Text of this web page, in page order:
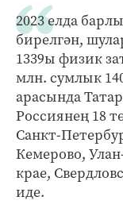
2023 елда
бирелгән,
1339ы физик
млн. сумлык
арасында
Россиянең 18
Санкт-
Кемерово,
крае,
иде.